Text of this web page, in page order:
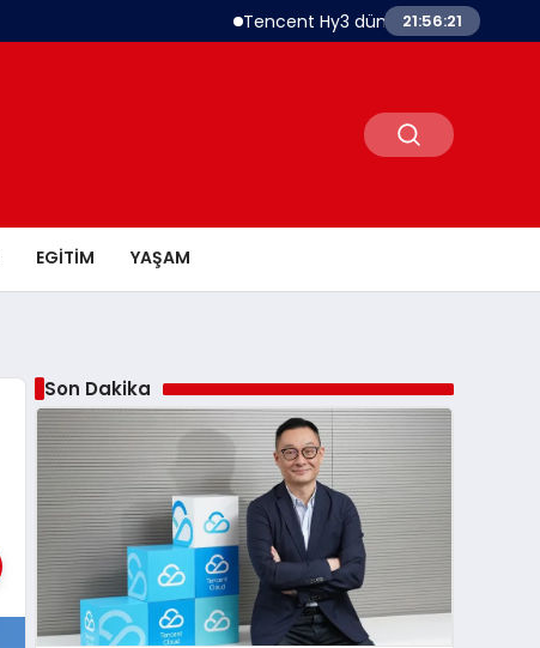
Tencent Hy3 dünya genelinde kullanıma
21:56:22
EGITIM YAŞAM
Son Dakika